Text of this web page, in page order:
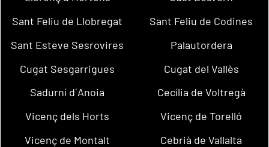
Sant Feliu de Llobregat
Sant Feliu de Codines
Sant Esteve Sesrovires
Palautordera
Cugat Sesgarrigues
Cugat del Vallès
Sadurní d´Anoia
Cecília de Voltregà
Vicenç dels Horts
Vicenç de Torelló
Vicenç de Montalt
Cebrià de Vallalta